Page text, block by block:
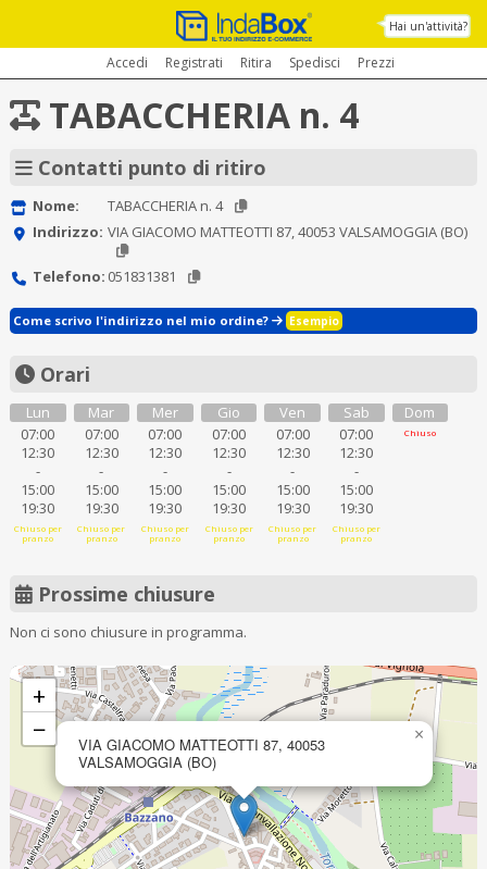
Hai un'attività?
Accedi Registrati Ritira Spedisci Prezzi
TABACCHERIA n. 4
Contatti punto di ritiro
Nome:
TABACCHERIA n. 4
Indirizzo: VIA GIACOMO MATTEOTTI 87, 40053 VALSAMOGGIA (BO)
Telefono: 051831381
Come scrivo l'indirizzo nel mio ordine? Esempio
Orari
Lun
07:00
12:30
-
15:00
19:30
Chiuso per
pranzo
Mar
07:00
12:30
-
15:00
19:30
Chiuso per
pranzo
Mer
07:00
12:30
-
15:00
19:30
Chiuso per
pranzo
Gio
07:00
12:30
-
15:00
19:30
Chiuso per
pranzo
Ven
07:00
12:30
-
15:00
19:30
Chiuso per
pranzo
Sab
07:00
12:30
-
15:00
19:30
Chiuso per
pranzo
Dom
Chiuso
Prossime chiusure
Non ci sono chiusure in programma.
VIA GIACOMO MATTEOTTI 87, 40053
VALSAMOGGIA (BO)
×
+
−